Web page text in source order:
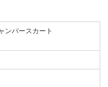
ンパースカート